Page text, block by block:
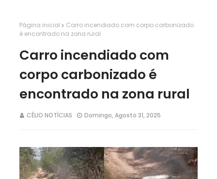
Página inicial
Carro incendiado com corpo carbonizado
é encontrado na zona rural
Carro incendiado com
corpo carbonizado é
encontrado na zona rural
CÉLIO NOTÍCIAS Domingo, Agosto 31, 2025